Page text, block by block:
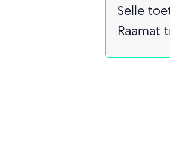
Selle
Raamat